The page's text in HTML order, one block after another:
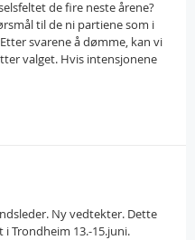
de fire neste årene?
til de ni partiene som i
svarene å dømme, kan vi
valget. Hvis intensjonene
Ny vedtekter. Dette
Trondheim 13.-15.juni.